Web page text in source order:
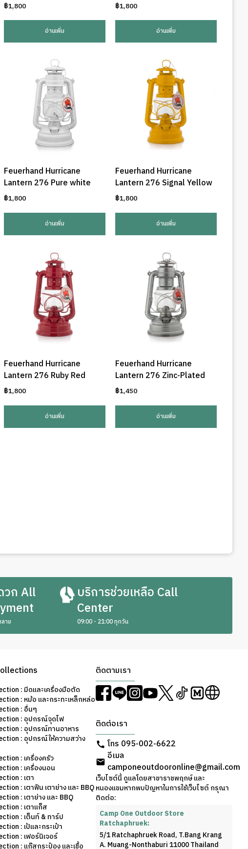
฿1,800
อ่านเพิ่ม
฿1,800
อ่านเพิ่ม
Feuerhand Hurricane
Lantern 276 Pure white
฿1,800
อ่านเพิ่ม
Feuerhand Hurricane
Lantern 276 Signal Yellow
฿1,800
อ่านเพิ่ม
Feuerhand Hurricane
Lantern 276 Ruby Red
฿1,800
อ่านเพิ่ม
Feuerhand Hurricane
Lantern 276 Zinc-Plated
฿1,450
อ่านเพิ่ม
วก All
าย
บริการช่วยเหลือ Call
Center
09:00 - 21:00 ทุกวัน
: มีดและเครื่องมือตัด
: หม้อ และกระทะเหล็กหล่อ
: อื่นๆ
: อุปกรณ์จุดไฟ
: อุปกรณ์ทานอาหาร
: อุปกรณ์ให้ความสว่าง
: เครื่องครัว
: เครื่องนอน
: เตา
: เตาฟืน เตาย่าง และ BBQ
: เตาย่าง และ BBQ
: เตาแก็ส
: เต็นท์ & ทาร์ป
: เป้และกระเป๋า
: เฟอร์นิเจอร์
: แก๊สกระป๋อง และเชื้อ
ติดตามเรา
ติดต่อเรา
โทร 095-002-6622
อีเมล
camponeoutdooronline@gmail.com
เว็บไซต์นี้ ดูแลโดยสาขาราชพฤกษ์ และ
หนองแขมหากพบปัญหาในการใช้เว็บไซต์ กรุณา
ติดต่อ:
Camp One Outdoor Store
Ratchaphruek:
5/1 Ratchaphruek Road, T.Bang Krang
A. Muang-Nonthaburi 11000 Thailand